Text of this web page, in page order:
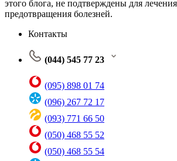
этого блога, не подтверждены для
предотвращения болезней.
Контакты
(044) 545 77 23
(095) 898 01 74
(096) 267 72 17
(093) 771 66 50
(050) 468 55 52
(050) 468 55 54